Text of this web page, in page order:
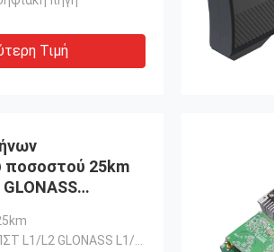
Τιμή
ποσοστού 25km
ζωής
ΠΣΤ L1/L2 GLONASS L1/L2